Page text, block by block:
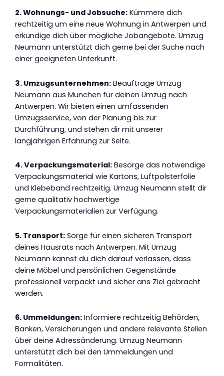
2. Wohnungs- und Jobsuche: Kümmere dich
rechtzeitig um eine neue Wohnung in Antwerpen und
erkundige dich über mögliche Jobangebote. Umzug
Neumann unterstützt dich gerne bei der Suche nach
einer geeigneten Unterkunft.
3. Umzugsunternehmen: Beauftrage Umzug
Neumann aus München für deinen Umzug nach
Antwerpen. Wir bieten einen umfassenden
Umzugsservice, von der Planung bis zur
Durchführung, und stehen dir mit unserer
langjährigen Erfahrung zur Seite.
4. Verpackungsmaterial: Besorge das notwendige
Verpackungsmaterial wie Kartons, Luftpolsterfolie
und Klebeband rechtzeitig. Umzug Neumann stellt dir
gerne qualitativ hochwertige
Verpackungsmaterialien zur Verfügung.
5. Transport: Sorge für einen sicheren Transport
deines Hausrats nach Antwerpen. Mit Umzug
Neumann kannst du dich darauf verlassen, dass
deine Möbel und persönlichen Gegenstände
professionell verpackt und sicher ans Ziel gebracht
werden.
6. Ummeldungen: Informiere rechtzeitig Behörden,
Banken, Versicherungen und andere relevante Stellen
über deine Adressänderung. Umzug Neumann
unterstützt dich bei den Ummeldungen und
Formalitäten.